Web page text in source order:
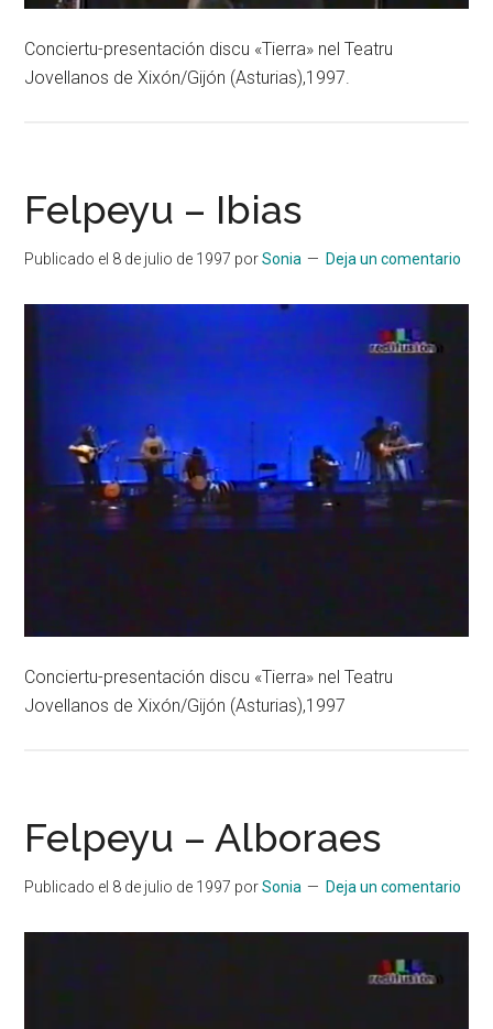
Conciertu-presentación discu «Tierra» nel Teatru
Jovellanos de Xixón/Gijón (Asturias),1997.
Felpeyu – Ibias
Publicado el 8 de julio de 1997 porSonia Deja un comentario
Conciertu-presentación discu «Tierra» nel Teatru
Jovellanos de Xixón/Gijón (Asturias),1997
Felpeyu – Alboraes
Publicado el 8 de julio de 1997 porSonia Deja un comentario